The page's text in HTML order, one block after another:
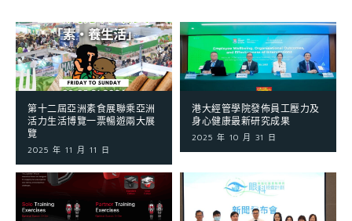
第十二屆亞洲素食展聯乘亞洲
活力生活博覽一票暢遊兩大展
覽
2025 年 11 月 11 日
港大經管學院發佈員工壓力及
身心健康最新研究成果
2025 年 10 月 31 日